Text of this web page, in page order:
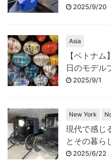
2025/9/20
Asia
【ベトナ
日のモデル
2025/9/1
New York
現代で感じ
とその暮ら
2025/6/22